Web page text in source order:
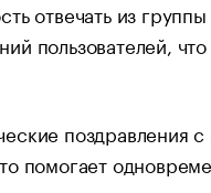
отвечать из
пользователей,
поздравления
помогает